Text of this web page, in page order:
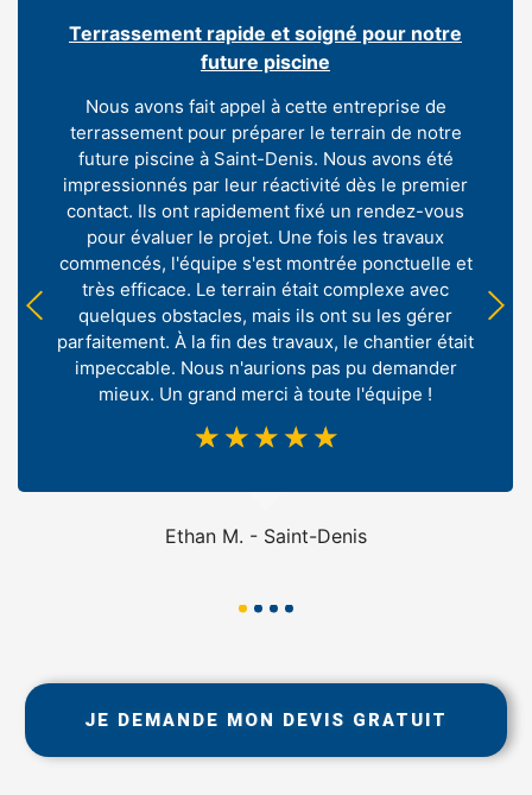
Ethan M. - Saint-Denis
Terrassement rapide et soigné pour notre
future piscine
Nous avons fait appel à cette entreprise de
terrassement pour préparer le terrain de notre
future piscine à Saint-Denis. Nous avons été
impressionnés par leur réactivité dès le premier
contact. Ils ont rapidement fixé un rendez-vous
pour évaluer le projet. Une fois les travaux
commencés, l'équipe s'est montrée ponctuelle et
très efficace. Le terrain était complexe avec
quelques obstacles, mais ils ont su les gérer
parfaitement. À la fin des travaux, le chantier était
impeccable. Nous n'aurions pas pu demander
mieux. Un grand merci à toute l'équipe !
☆ ☆ ☆ ☆ ☆
JE DEMANDE MON DEVIS GRATUIT